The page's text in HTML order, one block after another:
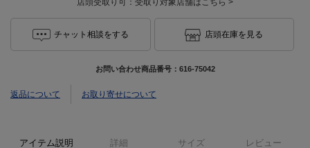
店頭受取り可： 受取り対象店舗はこちら >
チャット相談をする 店頭在庫を見る
お問い合わせ商品番号： 616-75042
返品について お取り寄せについて
アイテム説明 詳細 サイズ レビュー